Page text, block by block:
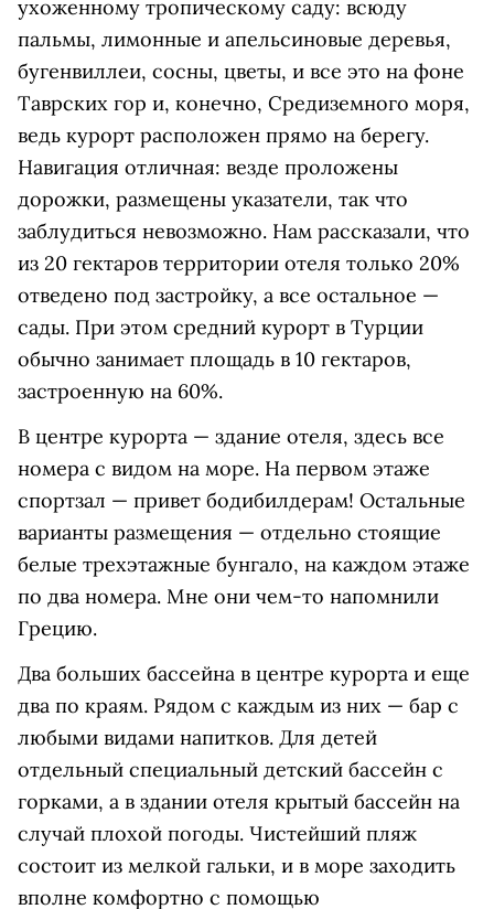
ухоженному тропическому саду: всюду
пальмы, лимонные и апельсиновые деревья,
бугенвиллеи, сосны, цветы, и все это на фоне
Таврских гор и, конечно, Средиземного моря,
ведь курорт расположен прямо на берегу.
Навигация отличная: везде проложены
дорожки, размещены указатели, так что
заблудиться невозможно. Нам рассказали, что
из 20 гектаров территории отеля только 20%
отведено под застройку, а все остальное —
сады. При этом средний курорт в Турции
обычно занимает площадь в 10 гектаров,
застроенную на 60%.
В центре курорта — здание отеля, здесь все
номера с видом на море. На первом этаже
спортзал — привет бодибилдерам! Остальные
варианты размещения — отдельно стоящие
белые трехэтажные бунгало, на каждом этаже
по два номера. Мне они чем-то напомнили
Грецию.
Два больших бассейна в центре курорта и еще
два по краям. Рядом с каждым из них — бар с
любыми видами напитков. Для детей
отдельный специальный детский бассейн с
горками, а в здании отеля крытый бассейн на
случай плохой погоды. Чистейший пляж
состоит из мелкой гальки, и в море заходить
вполне комфортно с помощью